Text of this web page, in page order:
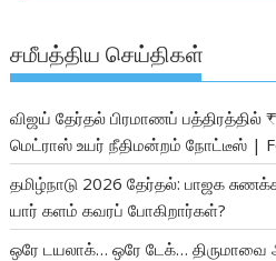
சமீபத்திய செய்திகள்
விஜய் தேர்தல் பிரமாணப் பத்திரத்தில்
மெட்ராஸ் உயர் நீதிமன்றம் நோட்டீஸ் |
தமிழ்நாடு 2026 தேர்தல்: பாஜக
யார் களம் கவரப் போகிறார்கள்?
ஒரே டயலாக்… ஒரே டேக்… திருமாவை